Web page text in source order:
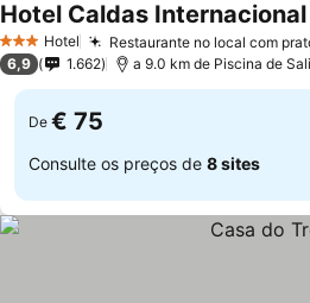
3 EstrelasHotel Restaurante no local com
Hotel Caldas Internacional
6,9 1.662 a 9.0 km de Piscina de
De € 75
Consulte os preços de 8 sites